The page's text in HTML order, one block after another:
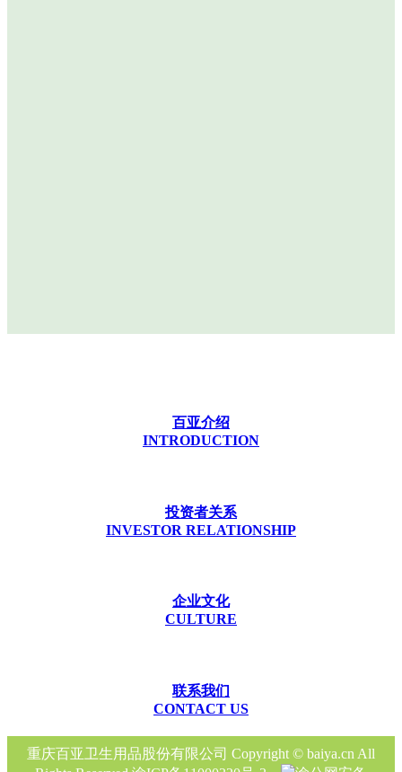
百亚介绍
INTRODUCTION
投资者关系
INVESTOR RELATIONSHIP
企业文化
CULTURE
联系我们
CONTACT US
重庆百亚卫生用品股份有限公司 Copyright © baiya.cn All